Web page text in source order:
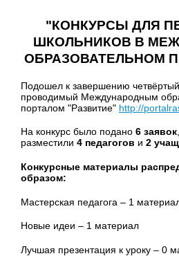
"КОНКУРСЫ ДЛЯ
ШКОЛЬНИКОВ В
ОБРАЗОВАТЕЛЬНОМ
Подошел к завершению четвёртый
проводимый Международным
порталом "Развитие" http://
На конкурс было подано 6 заявок
разместили 4 педагогов и 2
Конкурсные материалы
образом:
Мастерская педагога – 1
Новые идеи – 1 материал
Лучшая презентация к уроку – 0